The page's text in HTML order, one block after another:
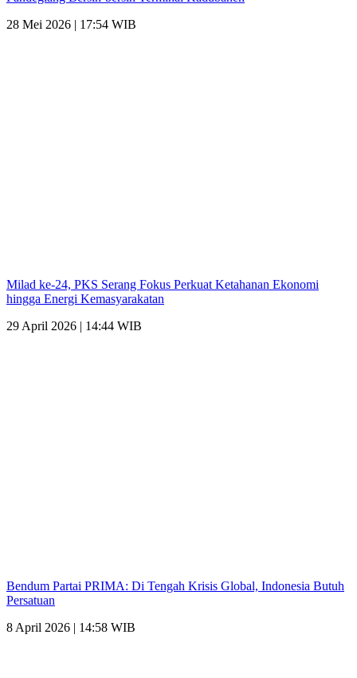
28 Mei 2026 | 17:54 WIB
Milad ke-24, PKS Serang Fokus Perkuat Ketahanan Ekonomi
hingga Energi Kemasyarakatan
29 April 2026 | 14:44 WIB
Bendum Partai PRIMA: Di Tengah Krisis Global, Indonesia Butuh
Persatuan
8 April 2026 | 14:58 WIB